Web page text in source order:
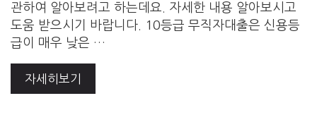
관하여 알아보려고 하는데요. 자세한 내용 알아보시고
도움 받으시기 바랍니다. 10등급 무직자대출은 신용등
급이 매우 낮은 …
자세히보기